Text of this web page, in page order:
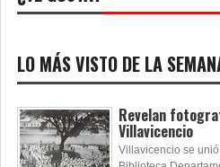
LO MÁS VISTO DE LA
Revelan
Villavicencio
Villavicencio se unió